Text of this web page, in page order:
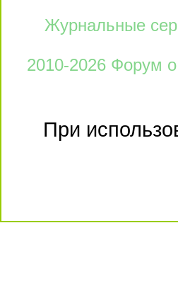
Журнальные
2010-2026 Форум
При